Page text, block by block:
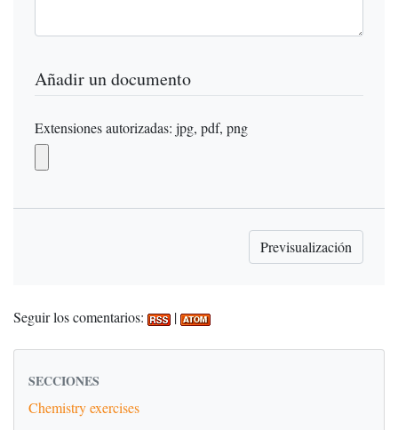
Añadir un documento
Extensiones autorizadas: jpg, pdf, png
Seguir los comentarios: |
SECCIONES
Chemistry exercises